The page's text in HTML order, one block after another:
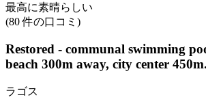
最高に素晴らしい
(80 件の口コミ)
Restored - communal swimming
beach 300m away, city center 450m.
ラゴス